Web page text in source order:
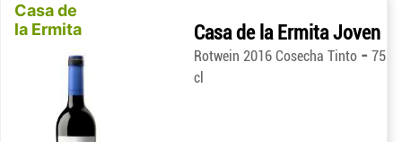
Casa de
la Ermita
Casa de la Ermita Joven
Rotwein 2016 Cosecha Tinto -75
cl